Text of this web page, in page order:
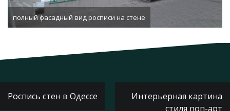
полный фасадный вид росписи на стене
поРоспись стен в Одессе
Интерьерная картина
стиля поп-арт